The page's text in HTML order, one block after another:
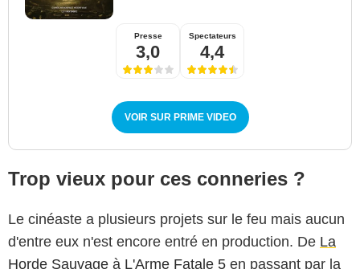
Presse
3,0
Spectateurs
4,4
VOIR SUR PRIME VIDEO
Trop vieux pour ces conneries ?
Le cinéaste a plusieurs projets sur le feu mais aucun
d'entre eux n'est encore entré en production. De La
Horde Sauvage à L'Arme Fatale 5 en passant par la